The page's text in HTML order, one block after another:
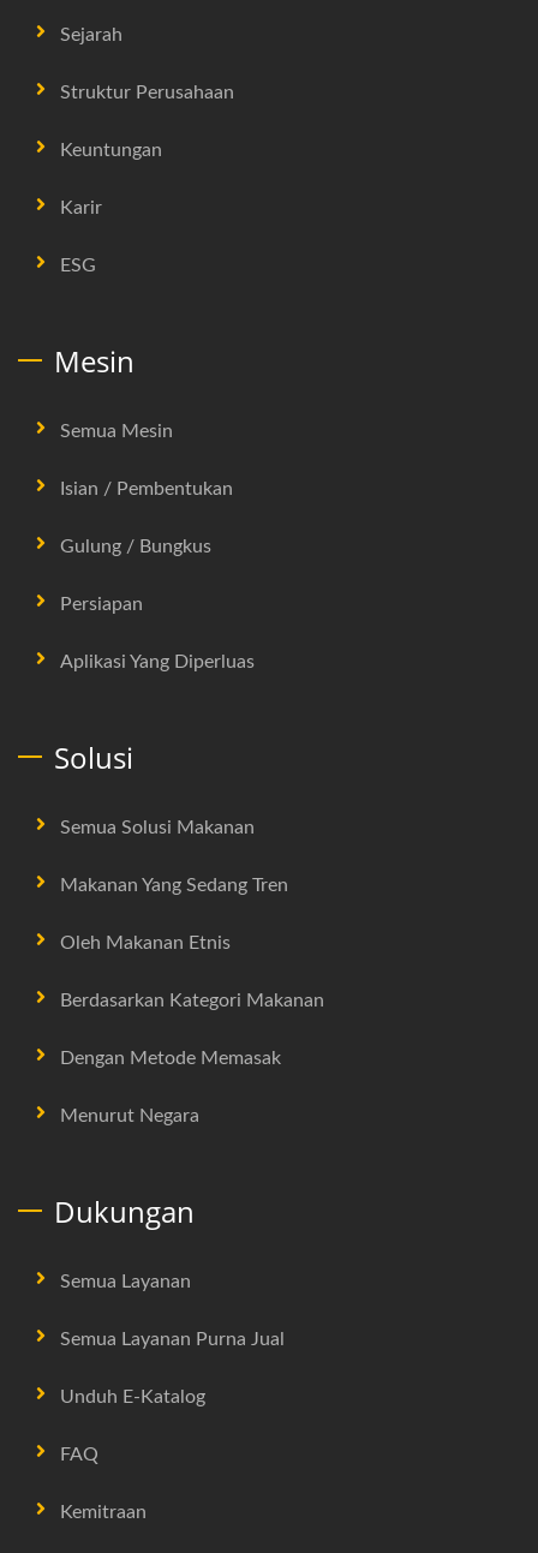
Sejarah
Struktur Perusahaan
Keuntungan
Karir
ESG
Mesin
Semua Mesin
Isian / Pembentukan
Gulung / Bungkus
Persiapan
Aplikasi Yang Diperluas
Solusi
Semua Solusi Makanan
Makanan Yang Sedang Tren
Oleh Makanan Etnis
Berdasarkan Kategori Makanan
Dengan Metode Memasak
Menurut Negara
Dukungan
Semua Layanan
Semua Layanan Purna Jual
Unduh E-Katalog
FAQ
Kemitraan